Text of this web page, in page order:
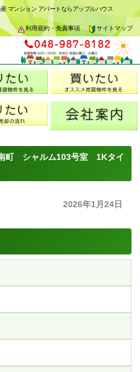
マンション アパートならアップルハウス
利用規約・免責事項 サイトマップ
南町 シャルム103号室 1Kタイ
2026年1月24日